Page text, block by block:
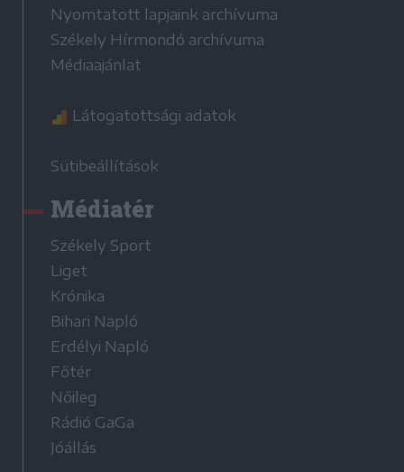
Nyomtatott lapjaink archívuma
Székely Hírmondó archívuma
Médiaajánlat
Látogatottsági adatok
Sütibeállítások
Médiatér
Székely Sport
Liget
Krónika
Bihari Napló
Erdélyi Napló
Főtér
Nőileg
Rádió GaGa
Jóállás